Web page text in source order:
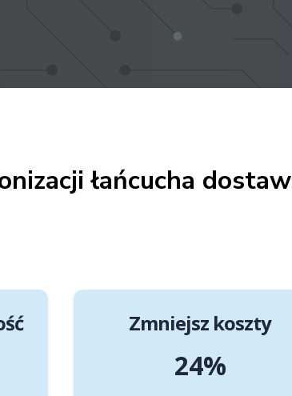
łańcucha dostaw
Zmniejsz koszty
25%